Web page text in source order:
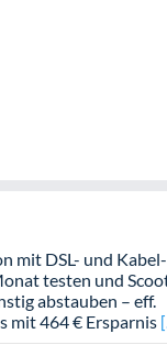
mit DSL- und Kabel-
testen und
abstauben – eff.
mit 464 € Ersparnis